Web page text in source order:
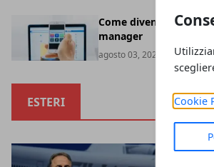
Cookie
Come diventare social
manager
agosto 03, 2021
ESTERI